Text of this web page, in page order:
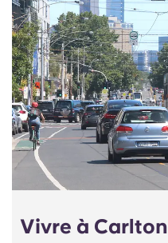
Vivre à Carlton